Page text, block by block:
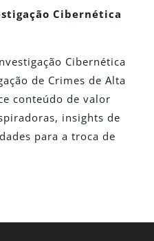
Cibernética
Cibernética
de Crimes de Alta
conteúdo de valor
insights de
para a troca de